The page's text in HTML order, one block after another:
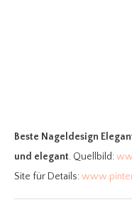
Beste Nageldesign
und elegant. Quellbild:
Site für Details: